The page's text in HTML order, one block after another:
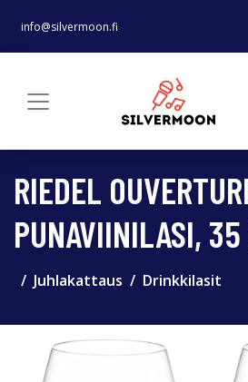
info@silvermoon.fi
RIEDEL
PUNAVIINILASI,
Juhlakattaus Drinkkilasit